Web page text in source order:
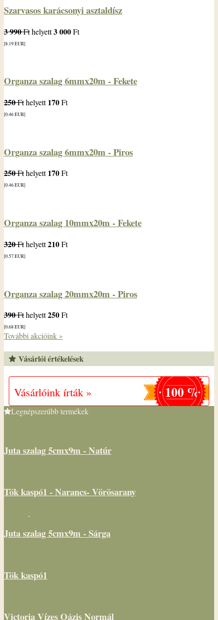
Szarvasos karácsonyi asztaldísz
3 990Fthelyett3 000Ft
[8.19EUR]
Organza szalag 6mmx20m - Fekete
250Fthelyett170Ft
[0.46EUR]
Organza szalag 6mmx20m - Piros
250Fthelyett170Ft
[0.46EUR]
Organza szalag 10mmx20m - Fekete
320Fthelyett210Ft
[0.57EUR]
Organza szalag 20mmx20m - Piros
390Fthelyett250Ft
[0.68EUR]
További akcióink »
Vásárlói értékelések
Vásárlóink írták » 100 %
Legnépszerűbb termékek
Juta szalag 5cmx9m - Natúr
Tök kaspó1 - Narancs- Vörösarany
Juta szalag 5cmx9m - Sárga
Tök kaspó1
Victoria Vízes Oázis Normál